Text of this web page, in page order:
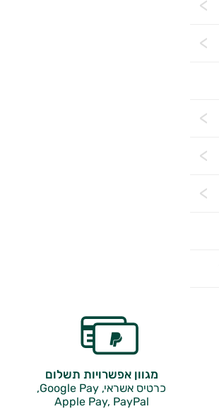
מגוון אפשרויות תשלום
כרטיס אשראי, Google Pay,
Apple Pay, PayPal